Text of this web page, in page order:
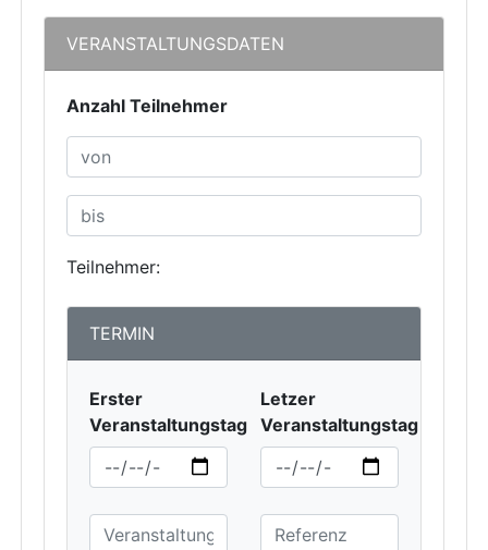
VERANSTALTUNGSDATEN
Anzahl Teilnehmer
Teilnehmer:
TERMIN
Erster
Veranstaltungstag
Letzer
Veranstaltungstag